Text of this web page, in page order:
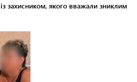
захисником, якого вважали зниклим